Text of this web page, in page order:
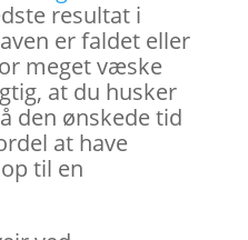
resultat i
er faldet eller
meget væske
at du husker
den ønskede tid
at have
til en